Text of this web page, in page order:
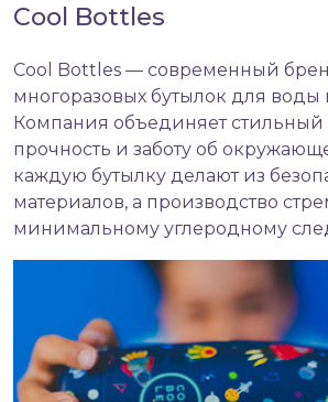
Cool Bottles
Cool Bottles — современный
многоразовых бутылок для воды
Компания объединяет
прочность и заботу об
каждую бутылку делают из
материалов, а производство
минимальному углеродному